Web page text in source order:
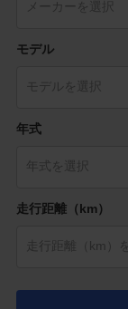
モデル
年式
走行距離（km）